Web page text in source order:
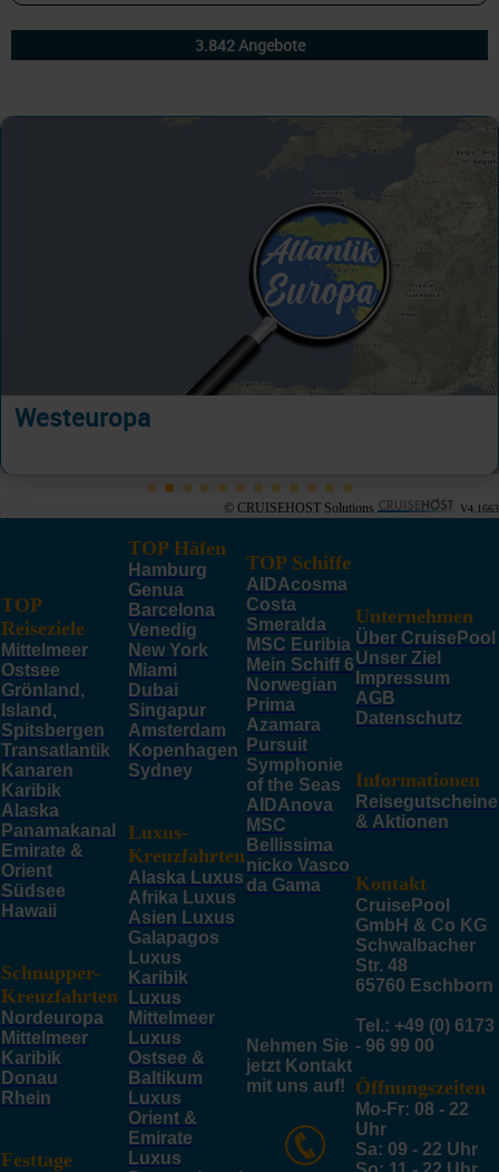
Westeuropa
© CRUISEHOST Solutions V4.1663
TOP
Reiseziele
Mittelmeer
Ostsee
Grönland,
Island,
Spitsbergen
Transatlantik
Kanaren
Karibik
Alaska
Panamakanal
Emirate &
Orient
Südsee
Hawaii
Schnupper-
Kreuzfahrten
Nordeuropa
Mittelmeer
Karibik
Donau
Rhein
Festtage
TOP Häfen
Hamburg
Genua
Barcelona
Venedig
New York
Miami
Dubai
Singapur
Amsterdam
Kopenhagen
Sydney
Luxus-
Kreuzfahrten
Alaska Luxus
Afrika Luxus
Asien Luxus
Galapagos
Luxus
Karibik
Luxus
Mittelmeer
Luxus
Ostsee &
Baltikum
Luxus
Orient &
Emirate
Luxus
TOP Schiffe
AIDAcosma
Costa
Smeralda
MSC Euribia
Mein Schiff 6
Norwegian
Prima
Azamara
Pursuit
Symphonie
of the Seas
AIDAnova
MSC
Bellissima
nicko Vasco
da Gama
Nehmen Sie
jetzt Kontakt
mit uns auf!
Unternehmen
Über CruisePool
Unser Ziel
Impressum
AGB
Datenschutz
Informationen
Reisegutscheine
& Aktionen
Kontakt
CruisePool
GmbH & Co KG
Schwalbacher
Str. 48
65760 Eschborn
Tel.: +49 (0) 6173
- 96 99 00
Öffnungszeiten
Mo-Fr: 08 - 22
Uhr
Sa: 09 - 22 Uhr